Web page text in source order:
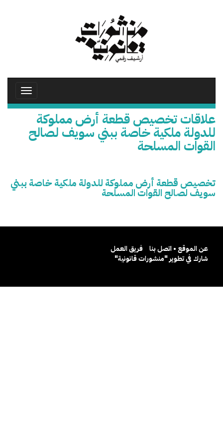
Toggle
علاقات تخصيص قطعة أرض مملوكة
للدولة ملكية خاصة ببني سويف لصالح
القوات المسلحة
تخصيص قطعة أرض مملوكة للدولة ملكية خاصة ببني
سويف لصالح القوات المسلحة
عن الموقع • اتصل بنا
فريق العمل
شارك في تطوير "منشورات قانونية"